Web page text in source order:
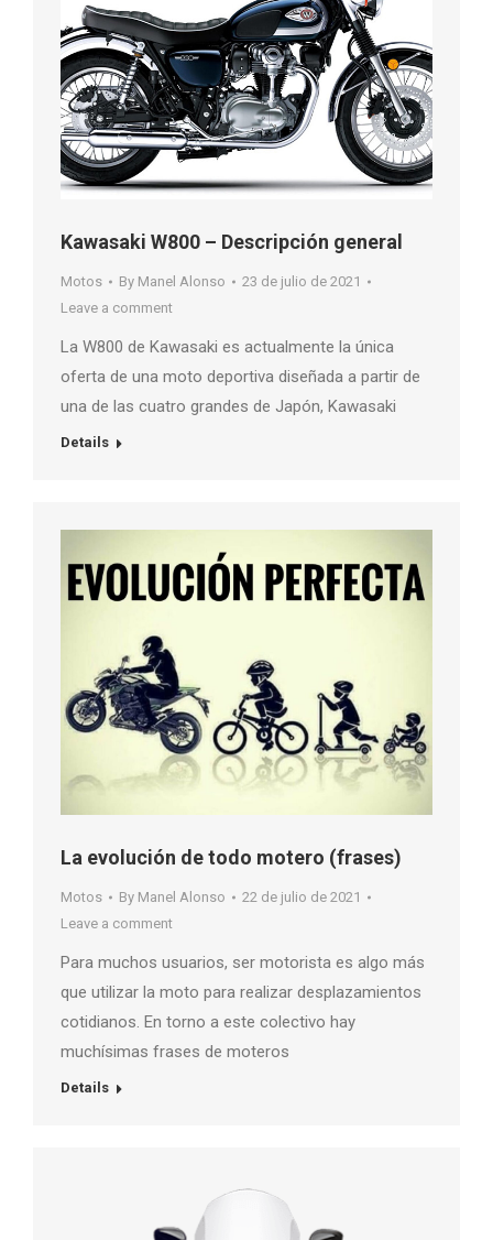
Kawasaki W800 – Descripción general
Motos By Manel Alonso
23 de julio de 2021
Leave a comment
La W800 de Kawasaki es actualmente la única
oferta de una moto deportiva diseñada a partir de
una de las cuatro grandes de Japón, Kawasaki
Details
La evolución de todo motero (frases)
Motos By Manel Alonso
22 de julio de 2021
Leave a comment
Para muchos usuarios, ser motorista es algo más
que utilizar la moto para realizar desplazamientos
cotidianos. En torno a este colectivo hay
muchísimas frases de moteros
Details